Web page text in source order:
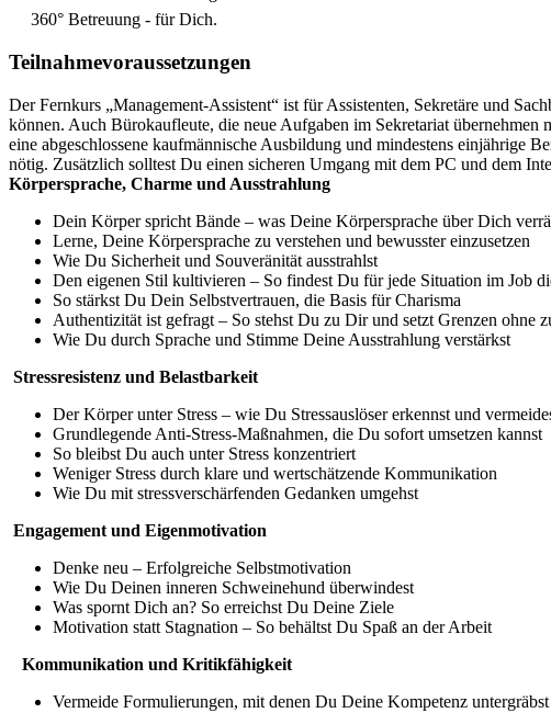
360° Betreuung - für Dich.
Teilnahmevoraussetzungen
Der Fernkurs „Management-Assistent“ ist für Assistenten, Sekretäre und
können. Auch Bürokaufleute, die neue Aufgaben im Sekretariat
eine abgeschlossene kaufmännische Ausbildung und mindestens einjährige
nötig. Zusätzlich solltest Du einen sicheren Umgang mit dem PC und dem
Körpersprache, Charme und Ausstrahlung
Dein Körper spricht Bände – was Deine Körpersprache über Dich
Lerne, Deine Körpersprache zu verstehen und bewusster einzusetzen
Wie Du Sicherheit und Souveränität ausstrahlst
Den eigenen Stil kultivieren – So findest Du für jede Situation im Job
So stärkst Du Dein Selbstvertrauen, die Basis für Charisma
Authentizität ist gefragt – So stehst Du zu Dir und setzt Grenzen ohne
Wie Du durch Sprache und Stimme Deine Ausstrahlung verstärkst
Stressresistenz und Belastbarkeit
Der Körper unter Stress – wie Du Stressauslöser erkennst und
Grundlegende Anti-Stress-Maßnahmen, die Du sofort umsetzen kannst
So bleibst Du auch unter Stress konzentriert
Weniger Stress durch klare und wertschätzende Kommunikation
Wie Du mit stressverschärfenden Gedanken umgehst
Engagement und Eigenmotivation
Denke neu – Erfolgreiche Selbstmotivation
Wie Du Deinen inneren Schweinehund überwindest
Was spornt Dich an? So erreichst Du Deine Ziele
Motivation statt Stagnation – So behältst Du Spaß an der Arbeit
Kommunikation und Kritikfähigkeit
Vermeide Formulierungen, mit denen Du Deine Kompetenz untergräbst